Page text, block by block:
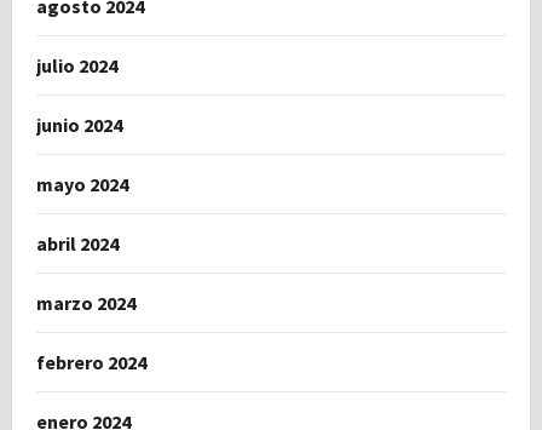
agosto 2024
julio 2024
junio 2024
mayo 2024
abril 2024
marzo 2024
febrero 2024
enero 2024